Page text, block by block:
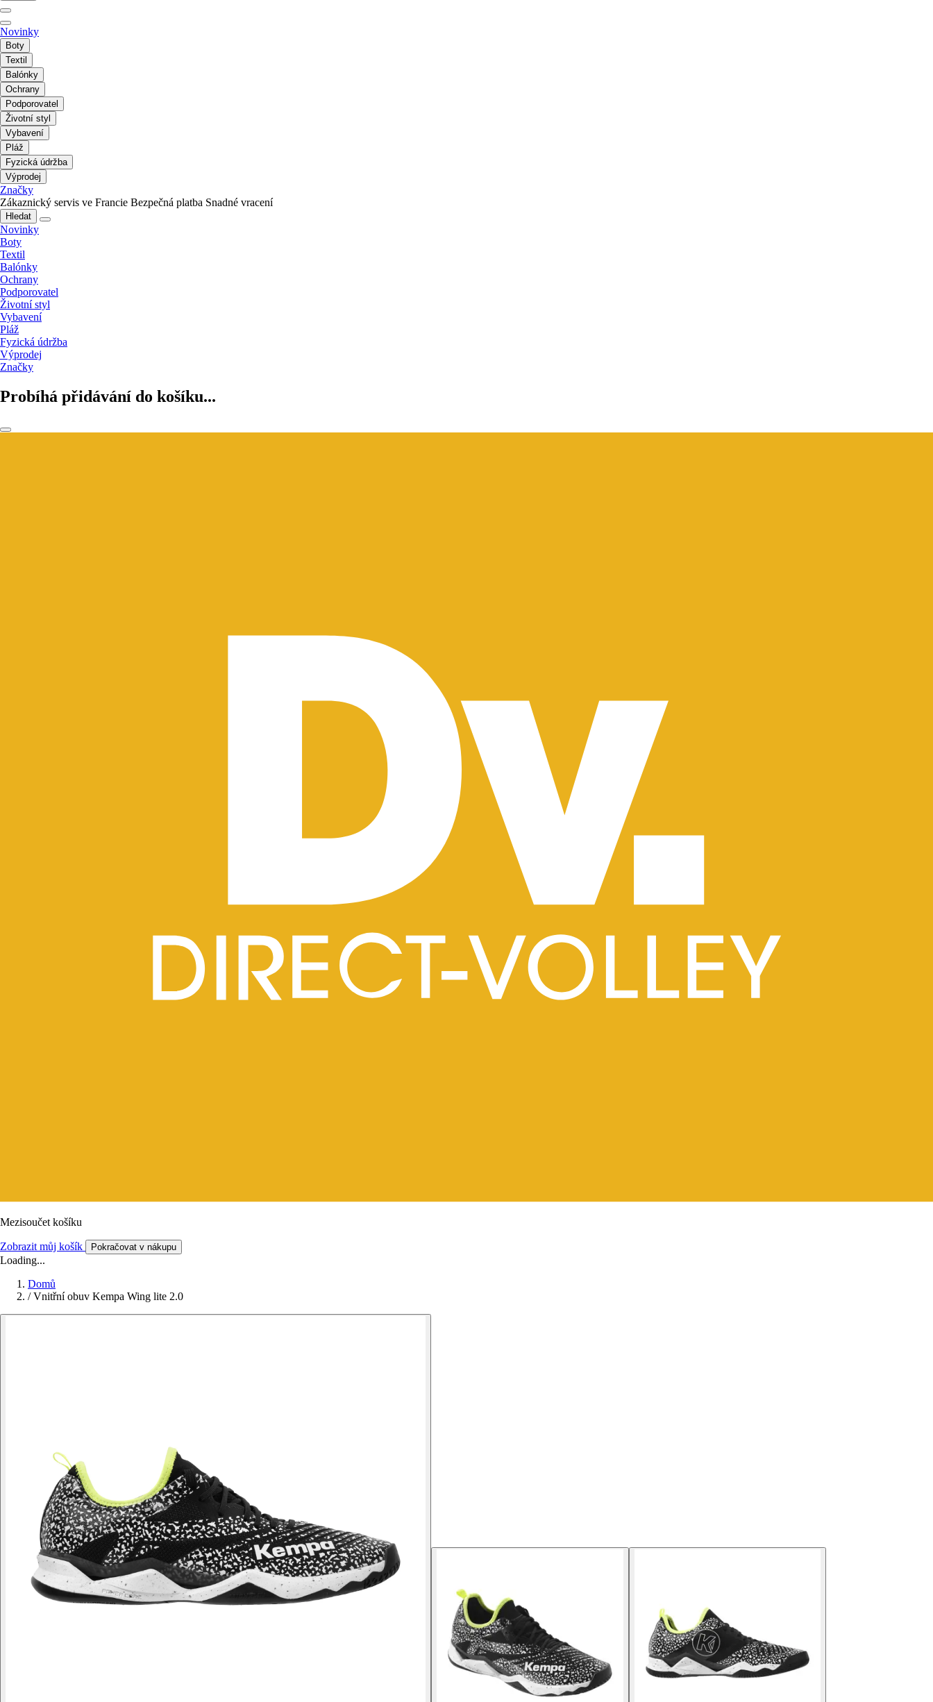
Novinky
Boty
Textil
Balónky
Ochrany
Podporovatel
Životní styl
Vybavení
Pláž
Fyzická údržba
Výprodej
Značky
Zákaznický servis ve Francie Bezpečná platba Snadné vracení
Hledat
Novinky
Boty
Textil
Balónky
Ochrany
Podporovatel
Životní styl
Vybavení
Pláž
Fyzická údržba
Výprodej
Značky
Probíhá přidávání do košíku...
Mezisoučet košíku
Zobrazit můj košík Pokračovat v nákupu
Loading...
Domů
/ Vnitřní obuv Kempa Wing lite 2.0